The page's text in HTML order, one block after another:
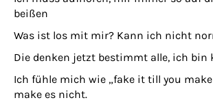
beißen
Was ist los mit mir? Kann ich nicht
Die denken jetzt bestimmt alle, ich bin
Ich fühle mich wie „fake it till you
make es nicht.